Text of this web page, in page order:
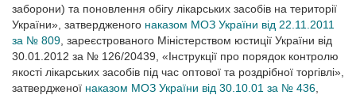
заборони) та поновлення обігу лікарських засобів на території
України», затвердженого наказом МОЗ України від 22.11.2011
за № 809 , зареєстрованого Міністерством юстиції України від
30.01.2012 за № 126/20439, «Інструкції про порядок контролю
якості лікарських засобів під час оптової та роздрібної торгівлі»,
затвердженої наказом МОЗ України від 30.10.01 за № 436